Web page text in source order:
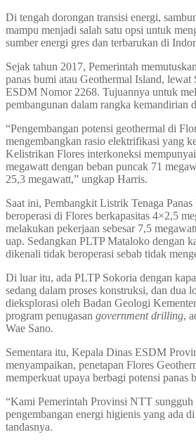
Di tengah dorongan transisi energi,
mampu menjadi salah satu opsi untuk
sumber energi gres dan terbarukan di
Sejak tahun 2017, Pemerintah
panas bumi atau Geothermal Island,
ESDM Nomor 2268. Tujuannya untuk
pembangunan dalam rangka kemandirian
“Pengembangan potensi geothermal di
mengembangkan rasio elektrifikasi yang
Kelistrikan Flores interkoneksi
megawatt dengan beban puncak 71
25,3 megawatt,” ungkap Harris.
Saat ini, Pembangkit Listrik Tenaga
beroperasi di Flores berkapasitas 4×2,5
melakukan pekerjaan sebesar 7,5
uap. Sedangkan PLTP Mataloko dengan
dikenali tidak beroperasi sebab tidak
Di luar itu, ada PLTP Sokoria dengan
sedang dalam proses konstruksi, dan dua
dieksplorasi oleh Badan Geologi
program penugasan government drilling,
Wae Sano.
Sementara itu, Kepala Dinas ESDM
menyampaikan, penetapan Flores
memperkuat upaya berbagi potensi panas
“Kami Pemerintah Provinsi NTT sungguh
pengembangan energi higienis yang ada
tandasnya.